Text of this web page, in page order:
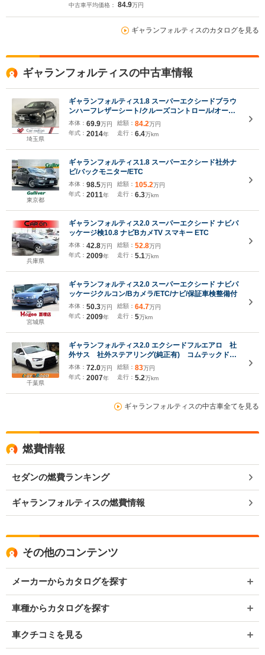
中古車平均価格： 84.9万円
ギャランフォルティスのカタログを見る
ギャランフォルティスの中古車情報
埼玉県
ギャランフォルティス1.8 スーパーエクシードブラウ
ンハーフレザーシート/クルーズコントロール/オート
ライト/革巻きステアリング/オートエアコン/キーレス/
クラリオンナビ(CD・DVD・フルセグ・
Bluetooth)/ETC/バックカメラ
本体： 69.9万円
年式： 2014年
総額： 84.2万円
走行： 6.4万km
東京都
ギャランフォルティス1.8 スーパーエクシード社外ナ
ビ/バックモニター/ETC
本体： 98.5万円
年式： 2011年
総額： 105.2万円
走行： 6.3万km
兵庫県
ギャランフォルティス2.0 スーパーエクシード ナビパ
ッケージ検10.8 ナビBカメTV スマキー ETC
本体： 42.8万円
年式： 2009年
総額： 52.8万円
走行： 5.1万km
宮城県
ギャランフォルティス2.0 スーパーエクシード ナビパ
ッケージクルコン/Bカメラ/ETC/ナビ/保証車検整備付
本体： 50.3万円
年式： 2009年
総額： 64.7万円
走行： 5万km
千葉県
ギャランフォルティス2.0 エクシードフルエアロ 社
外サス 社外ステアリング(純正有) コムテックドラ
レコ ETC カロッツェリアBluetoothオーディオ
本体： 72.0万円
年式： 2007年
総額： 83万円
走行： 5.2万km
ギャランフォルティスの中古車全てを見る
燃費情報
セダンの燃費ランキング
ギャランフォルティスの燃費情報
その他のコンテンツ
メーカーからカタログを探す
車種からカタログを探す
車クチコミを見る